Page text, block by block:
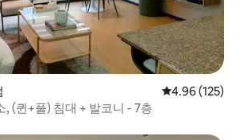
평점 4.96점(5
4.96 (125)
, (퀸+풀) 침대 + 발코니 - 7층